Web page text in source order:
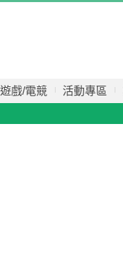
遊戲/電競 活動專區